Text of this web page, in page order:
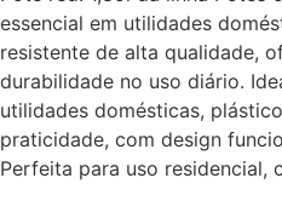
essencial em utilidades
resistente de alta qualidade,
durabilidade no uso diário.
utilidades domésticas,
praticidade, com design
Perfeita para uso residencial,